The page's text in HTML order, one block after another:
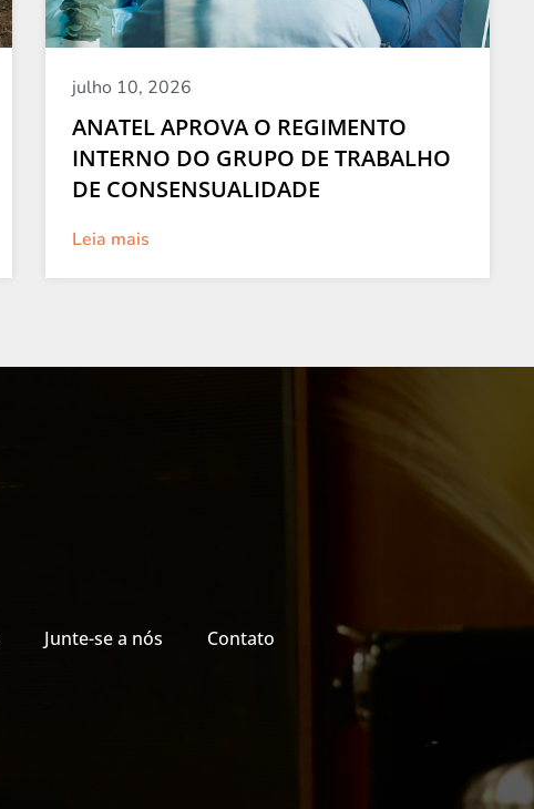
julho 10, 2026
ANATEL APROVA O REGIMENTO
INTERNO DO GRUPO DE TRABALHO
DE CONSENSUALIDADE
Leia mais
Junte-se a nós Contato